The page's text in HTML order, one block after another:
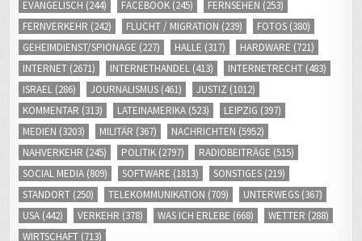
FERNVERKEHR(242) FLUCHT / MIGRATION(239) FOTOS
GEHEIMDIENST/SPIONAGE(227) HALLE (317) HARDWARE(721)
INTERNET(2671) INTERNETHANDEL(413) INTERNETRECHT(483)
ISRAEL(286) JOURNALISMUS(461) JUSTIZ
(1012)
KOMMENTAR
(313) LATEINAMERIKA (523) LEIPZIG
MEDIEN(3203) MILITÄR(367) NACHRICHTEN(5952)
NAHVERKEHR(245) POLITIK (2797) RADIOBEITRÄGE
SOCIAL MEDIA (809) SOFTWARE(1813) SONSTIGES(219)
STANDORT(250) TELEKOMMUNIKATION (709) UNTERWEGS
USA(442) VERKEHR(378) WAS ICH ERLEBE (668) WETTER(288)
WIRTSCHAFT(713)